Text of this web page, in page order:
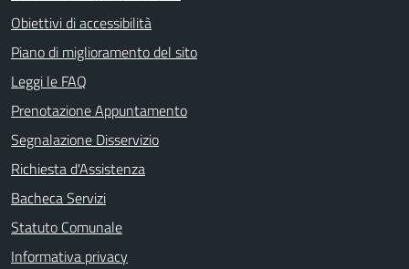
Obiettivi di accessibilità
Piano di miglioramento del sito
Leggi le FAQ
Prenotazione Appuntamento
Segnalazione Disservizio
Richiesta d'Assistenza
Bacheca Servizi
Statuto Comunale
Informativa privacy